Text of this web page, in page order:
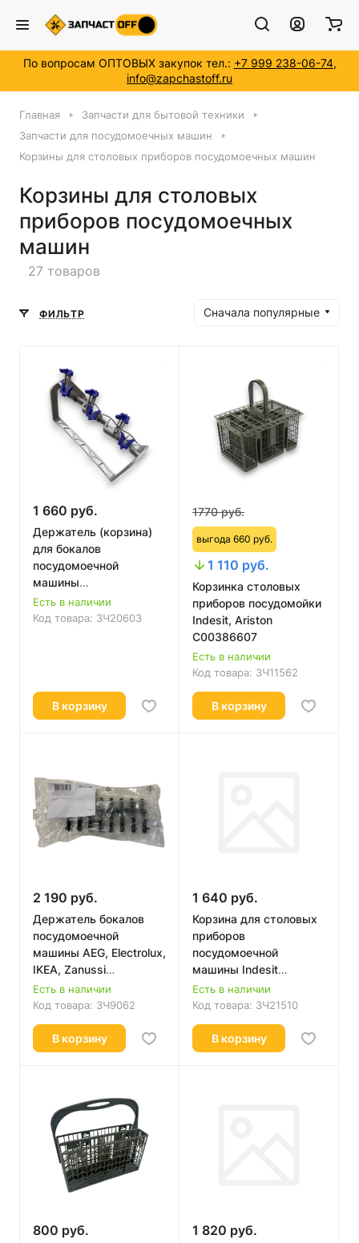
По вопросам ОПТОВЫХ закупок тел.: +7 999 238-06-74,
info@zapchastoff.ru
Главная
Запчасти для бытовой техники
Запчасти для посудомоечных машин
Корзины для столовых приборов посудомоечных машин
Корзины для столовых
приборов посудомоечных
машин
27 товаров
ФИЛЬТР Сначала популярные
1 660 руб.
Держатель (корзина)
для бокалов
посудомоечной
машины
12176000A41462
Универсальный
Есть в наличии
Код товара: ЗЧ20603
В корзину
1770 руб.
выгода 660 руб.
1 110 руб.
Корзинка столовых
приборов посудомойки
Indesit, Ariston
C00386607
Есть в наличии
Код товара: ЗЧ11562
В корзину
2 190 руб.
Держатель бокалов
посудомоечной
машины AEG, Electrolux,
IKEA, Zanussi
1380184000 Original
Есть в наличии
Код товара: ЗЧ9062
В корзину
1 640 руб.
Корзина для столовых
приборов
посудомоечной
машины Indesit
C00322760 Оригинал
Есть в наличии
Код товара: ЗЧ21510
В корзину
800 руб. 1 820 руб.